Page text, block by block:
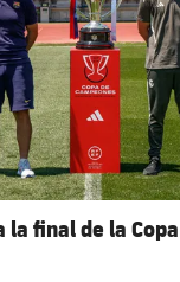
la final de la